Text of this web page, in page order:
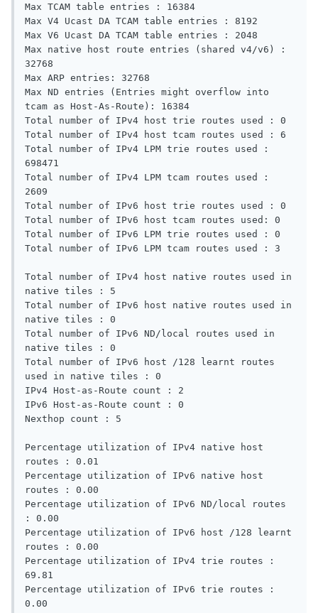
Max TCAM table entries : 16384
Max V4 Ucast DA TCAM table entries : 8192
Max V6 Ucast DA TCAM table entries : 2048
Max native host route entries (shared v4/v6) :
32768
Max ARP entries: 32768
Max ND entries (Entries might overflow into
tcam as Host-As-Route): 16384
Total number of IPv4 host trie routes used : 0
Total number of IPv4 host tcam routes used : 6
Total number of IPv4 LPM trie routes used :
698471
Total number of IPv4 LPM tcam routes used :
2609
Total number of IPv6 host trie routes used : 0
Total number of IPv6 host tcam routes used: 0
Total number of IPv6 LPM trie routes used : 0
Total number of IPv6 LPM tcam routes used : 3
Total number of IPv4 host native routes used in
native tiles : 5
Total number of IPv6 host native routes used in
native tiles : 0
Total number of IPv6 ND/local routes used in
native tiles : 0
Total number of IPv6 host /128 learnt routes
used in native tiles : 0
IPv4 Host-as-Route count : 2
IPv6 Host-as-Route count : 0
Nexthop count : 5
Percentage utilization of IPv4 native host
routes : 0.01
Percentage utilization of IPv6 native host
routes : 0.00
Percentage utilization of IPv6 ND/local routes
: 0.00
Percentage utilization of IPv6 host /128 learnt
routes : 0.00
Percentage utilization of IPv4 trie routes :
69.81
Percentage utilization of IPv6 trie routes :
0.00